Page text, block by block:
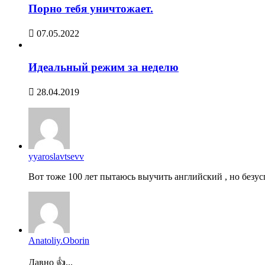
Порно тебя уничтожает.
07.05.2022
Идеальный режим за неделю
28.04.2019
yyaroslavtsevv
Вот тоже 100 лет пытаюсь выучить английский , но
Anatoliy.Oborin
Давно 👍...